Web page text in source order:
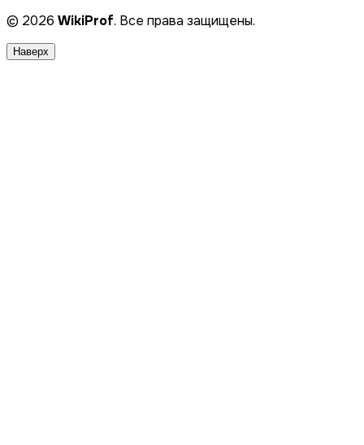
© 2026 WikiProf. Все права защищены.
Наверх